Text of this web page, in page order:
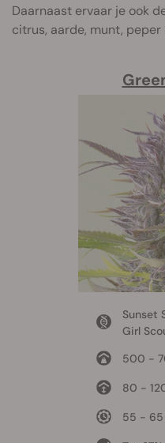
Daarnaast ervaar je ook
citrus, aarde, munt, peper
Sunset
Girl
500 -
80 -
55 - 65